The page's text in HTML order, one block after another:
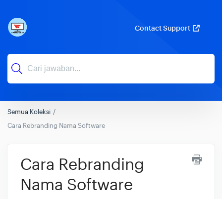
Contact Support
Semua Koleksi
Cara Rebranding Nama Software
Cara Rebranding
Nama Software